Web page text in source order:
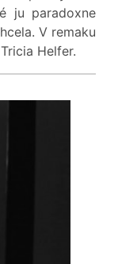
ju paradoxne
V remaku
Helfer.